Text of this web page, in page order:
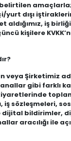
dışı
iş
kişilere
veya Şirketimiz
gibi farklı
iş sözleşmeleri,
dijital bildirimler,
aracılığı ile